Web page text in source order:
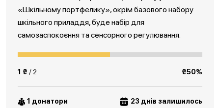
«Шкільному портфелику», окрім базового набору
шкільного приладдя, буде набір для
самозаспокоєння та сенсорного регулювання.
1 ₴ / 2 ₴50%
1 донатори 23 днів залишилось